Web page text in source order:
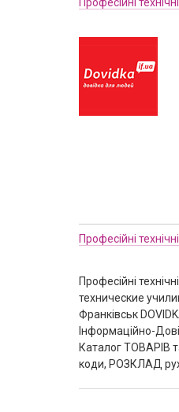
Професійні
Професійні
технические
Франківськ
Інформаційно-
Каталог ТОВАРІВ
коди, РОЗКЛАД